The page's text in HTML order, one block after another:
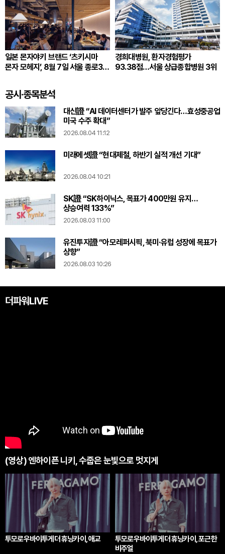
일본 몬자야키 브랜드 ‘츠키시마
몬자 모헤지’, 8월 7일 서울 종로3가
경희대병원, 환자경험평가
93.38점…서울 상급종합병원 3위
공시·종목분석
대신證 “AI 데이터센터가 발주 앞당긴다…효성중공업
미국 수주 확대”
2026.08.04 11:12
미래에셋證 “현대제철, 하반기 실적 개선 기대”
2026.08.04 10:21
SK證 “SK하이닉스, 목표가 400만원 유지…
상승여력 133%”
2026.08.03 11:00
유진투자證 “아모레퍼시픽, 북미·유럽 성장에 목표가
상향”
2026.08.03 10:26
더파워LIVE
(영상) 엔하이픈 니키, 수줍은 눈빛으로 멋지게
투모로우바이투게더 휴닝카이, 애교
투모로우바이투게더 휴닝카이, 포근한
비주얼